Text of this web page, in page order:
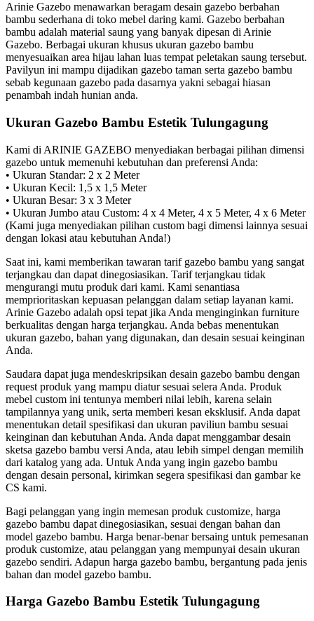
Arinie Gazebo menawarkan beragam desain gazebo berbahan
bambu sederhana di toko mebel daring kami. Gazebo berbahan
bambu adalah material saung yang banyak dipesan di Arinie
Gazebo. Berbagai ukuran khusus ukuran gazebo bambu
menyesuaikan area hijau lahan luas tempat peletakan saung tersebut.
Pavilyun ini mampu dijadikan gazebo taman serta gazebo bambu
sebab kegunaan gazebo pada dasarnya yakni sebagai hiasan
penambah indah hunian anda.
Ukuran Gazebo Bambu Estetik Tulungagung
Kami di ARINIE GAZEBO menyediakan berbagai pilihan dimensi
gazebo untuk memenuhi kebutuhan dan preferensi Anda:
• Ukuran Standar: 2 x 2 Meter
• Ukuran Kecil: 1,5 x 1,5 Meter
• Ukuran Besar: 3 x 3 Meter
• Ukuran Jumbo atau Custom: 4 x 4 Meter, 4 x 5 Meter, 4 x 6 Meter
(Kami juga menyediakan pilihan custom bagi dimensi lainnya sesuai
dengan lokasi atau kebutuhan Anda!)
Saat ini, kami memberikan tawaran tarif gazebo bambu yang sangat
terjangkau dan dapat dinegosiasikan. Tarif terjangkau tidak
mengurangi mutu produk dari kami. Kami senantiasa
memprioritaskan kepuasan pelanggan dalam setiap layanan kami.
Arinie Gazebo adalah opsi tepat jika Anda menginginkan furniture
berkualitas dengan harga terjangkau. Anda bebas menentukan
ukuran gazebo, bahan yang digunakan, dan desain sesuai keinginan
Anda.
Saudara dapat juga mendeskripsikan desain gazebo bambu dengan
request produk yang mampu diatur sesuai selera Anda. Produk
mebel custom ini tentunya memberi nilai lebih, karena selain
tampilannya yang unik, serta memberi kesan eksklusif. Anda dapat
menentukan detail spesifikasi dan ukuran paviliun bambu sesuai
keinginan dan kebutuhan Anda. Anda dapat menggambar desain
sketsa gazebo bambu versi Anda, atau lebih simpel dengan memilih
dari katalog yang ada. Untuk Anda yang ingin gazebo bambu
dengan desain personal, kirimkan segera spesifikasi dan gambar ke
CS kami.
Bagi pelanggan yang ingin memesan produk customize, harga
gazebo bambu dapat dinegosiasikan, sesuai dengan bahan dan
model gazebo bambu. Harga benar-benar bersaing untuk pemesanan
produk customize, atau pelanggan yang mempunyai desain ukuran
gazebo sendiri. Adapun harga gazebo bambu, bergantung pada jenis
bahan dan model gazebo bambu.
Harga Gazebo Bambu Estetik Tulungagung